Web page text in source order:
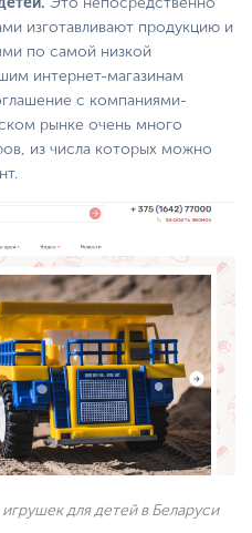
изготавливают продукцию и
по самой низкой
интернет-магазинам
с компаниями-
рынке очень много
из числа которых можно
для детей в Беларуси